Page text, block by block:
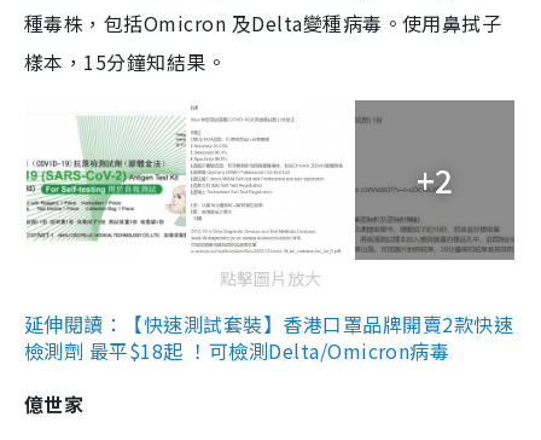
種毒株，包括Omicron 及Delta變種病毒。使用鼻拭子
樣本，15分鐘知結果。
+2
點擊圖片放大
延伸閱讀：【快速測試套裝】香港口罩品牌開賣2款快速
檢測劑 最平$18起 ！可檢測Delta/Omicron病毒
億世家